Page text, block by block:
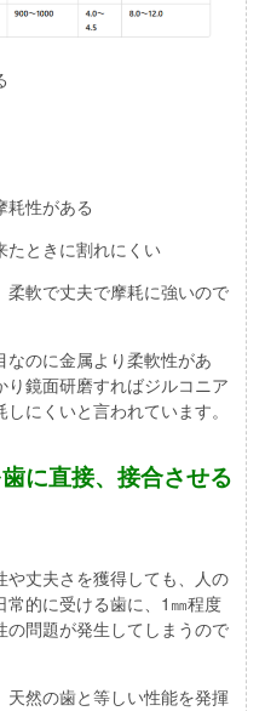
耗性がある
たときに割れにくい
軟で丈夫で摩耗に強いので
のに金属より柔軟性があ
り鏡面研磨すればジルコニア
にくいと言われています。
に直接、接合させる
丈夫さを獲得しても、人の
的に受ける歯に、1㎜程度
問題が発生してしまうので
然の歯と等しい性能を発揮